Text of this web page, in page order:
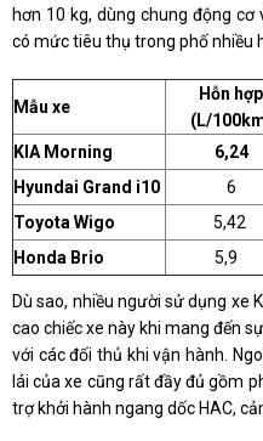
hơn 10 kg, dùng chung động
có mức tiêu thụ trong phố nhiều
Mẫu xe
Hỗn hợp
(L/
KIA Morning
6,24
Hyundai Grand i10
6
Toyota Wigo
5,42
Honda Brio
5,9
Dù sao, nhiều người sử dụng xe
cao chiếc xe này khi mang đến
với các đối thủ khi vận hành.
lái của xe cũng rất đầy đủ gồm
trợ khởi hành ngang dốc HAC,